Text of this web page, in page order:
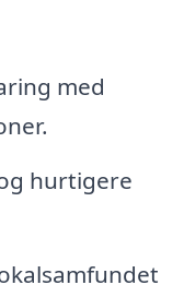
med
hurtigere